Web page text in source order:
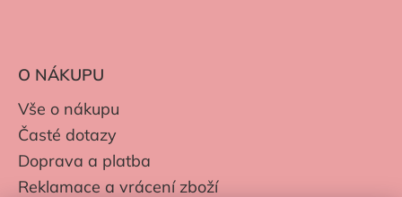
O NÁKUPU
Vše o nákupu
Časté dotazy
Doprava a platba
Reklamace a vrácení zboží